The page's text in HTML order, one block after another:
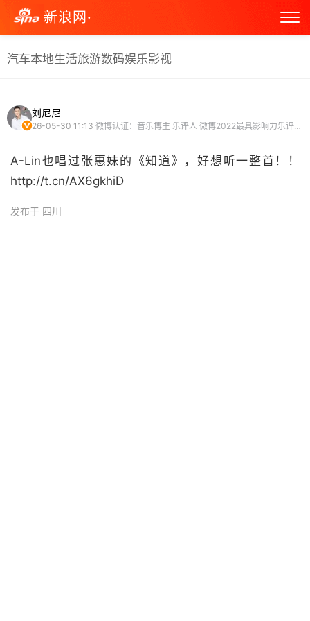
新浪网·
汽车本地生活旅游数码娱乐影视
刘尼尼
26-05-30 11:13 微博认证：音乐博主 乐评人 微博2022最具影响力乐评人 微博2024最具影响力乐评人 微博原创视频博主 头条文章作者
A-Lin也唱过张惠妹的《知道》，好想听一整首！！
http://t.cn/AX6gkhiD ​
发布于 四川